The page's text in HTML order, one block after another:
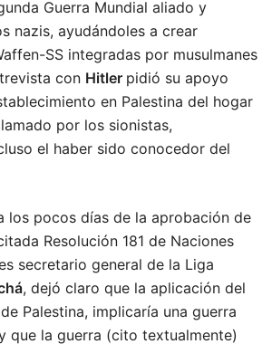
Guerra Mundial aliado y
nazis, ayudándoles a crear
SS integradas por musulmanes
con Hitler pidió su apoyo
en Palestina del hogar
por los sionistas,
el haber sido conocedor del
los pocos días de la aprobación de
Resolución 181 de Naciones
secretario general de la Liga
, dejó claro que la aplicación del
Palestina, implicaría una guerra
que la guerra (cito textualmente)